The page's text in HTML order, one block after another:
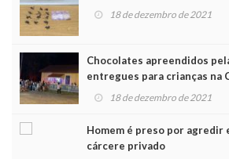
18 de dezembro de 2021
Chocolates apreendidos
entregues para crianças na
Noel 18 de dezembro de 2021
Homem é preso por agredir
cárcere privado